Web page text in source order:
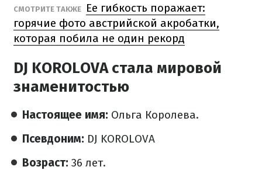
СМОТРИТЕ ТАКЖЕ
Ее гибкость поражает:
горячие фото австрийской акробатки,
которая побила не один рекорд
DJ KOROLOVA стала мировой
знаменитостью
Настоящее имя: Ольга Королева.
Псевдоним: DJ KOROLOVA
Возраст: 36 лет.